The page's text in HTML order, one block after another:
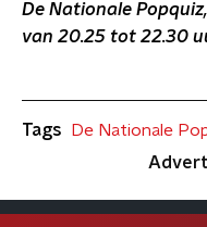
De Nationale
van 20.25 tot 22.30
Tags De Nationale